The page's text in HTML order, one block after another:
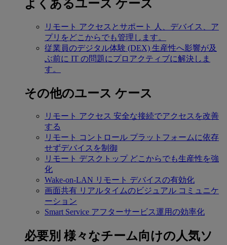
よくあるユース ケース
リモート アクセスとサポート
人、デバイス、ア
プリをどこからでも管理します。
従業員のデジタル体験 (DEX) 生産性へ影響が及
ぶ前に IT の問題にプロアクティブに解決しま
す。
その他のユース ケース
リモート アクセス 安全な接続でアクセスを改善
する
リモート コントロール プラットフォームに依存
せずデバイスを制御
リモート デスクトップ どこからでも生産性を強
化
Wake-on-LAN リモート デバイスの有効化
画面共有 リアルタイムのビジュアル コミュニケ
ーション
Smart Service アフターサービス運用の効率化
必要別 様々なチーム向けの人気ソ